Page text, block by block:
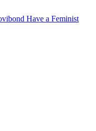
Have a Feminist